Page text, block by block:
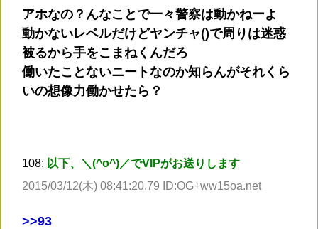
アホなの？んなことで一々警察は動かねーよ
動かないレベルだけどヤンチャ()で周りは迷惑
被るから手をこまねくんだろ
働いたことないニートなのか知らんがそれくら
いの想像力働かせたら？
108: 以下、＼(^o^)／でVIPがお送りします
2015/03/12(木) 08:41:20.79 ID:OG+ww15oa.net
>>93